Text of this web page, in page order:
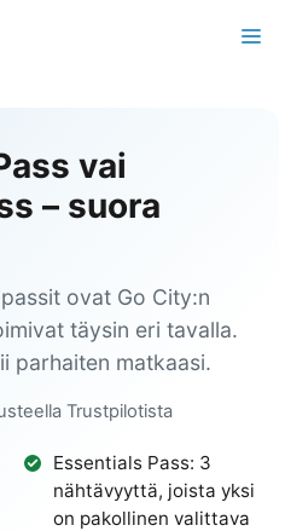
vai
– suora
ovat Go City:n
täysin eri tavalla.
parhaiten matkaasi.
Trustpilotista
Essentials Pass: 3
nähtävyyttä, joista yksi
on pakollinen valittava